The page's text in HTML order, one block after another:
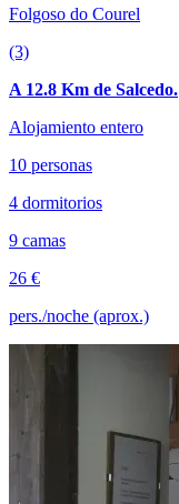
Folgoso do Courel
(3)
A 12.8 Km de Salcedo.
Alojamiento entero
10 personas
4 dormitorios
9 camas
26 €
pers./noche (aprox.)